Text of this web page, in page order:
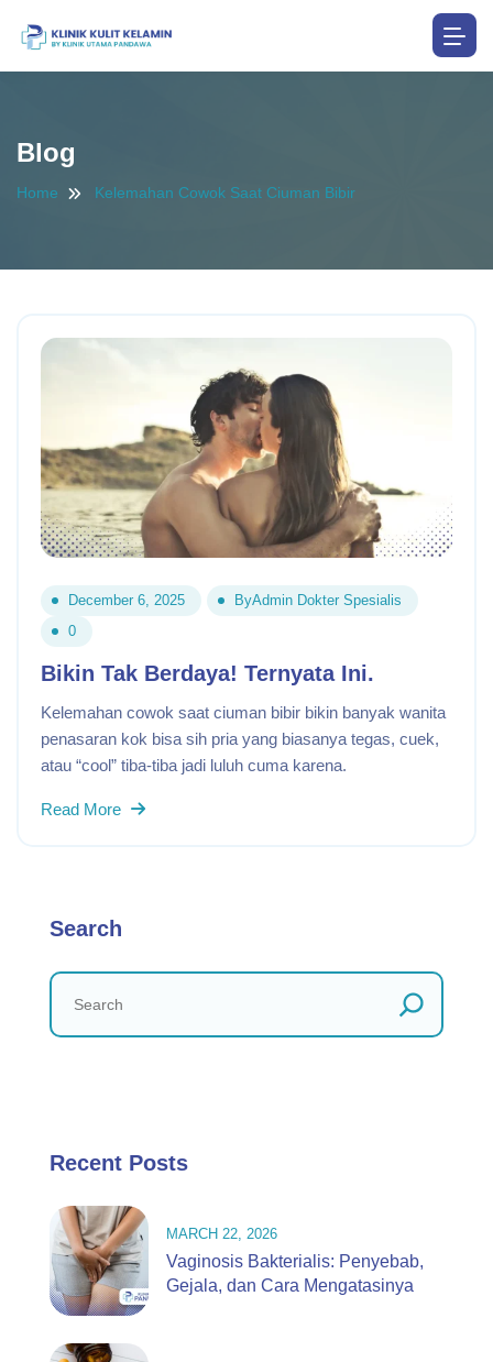
Blog
Home Kelemahan Cowok Saat Ciuman Bibir
December 6, 2025 ByAdmin Dokter Spesialis
0
Bikin Tak Berdaya! Ternyata Ini.
Kelemahan cowok saat ciuman bibir bikin banyak wanita
penasaran kok bisa sih pria yang biasanya tegas, cuek,
atau “cool” tiba-tiba jadi luluh cuma karena.
Read More
Search
Recent Posts
MARCH 22, 2026
Vaginosis Bakterialis: Penyebab,
Gejala, dan Cara Mengatasinya